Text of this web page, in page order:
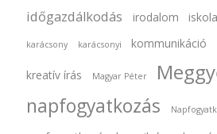
időgazdálkodás
irodalom iskola
karácsony karácsonyi kommunikáció
kreatív írás Magyar Péter
napfogyatkozás